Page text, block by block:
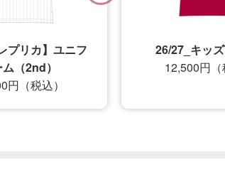
カ】ユニフ
2nd）
税込）
26/27_キッズT
12,500円（税